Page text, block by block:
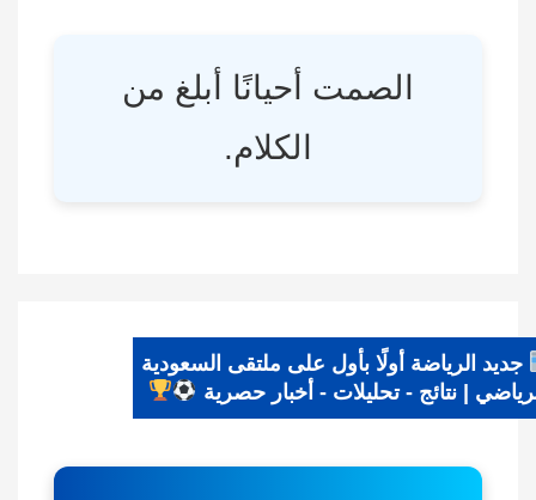
الصمت أحيانًا أبلغ من
الكلام.
جديد الرياضة أولًا بأول على ملتقى السعودية
الرياضي | نتائج - تحليلات - أخبار حصرية